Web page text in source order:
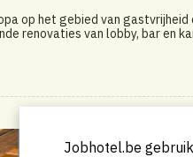
op het gebied van gastvrijheid
renovaties van lobby, bar en
Jobhotel.be